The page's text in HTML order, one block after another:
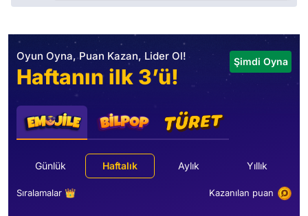
Oyun Oyna, Puan Kazan, Lider Ol!
Haftanın ilk 3’ü!
Şimdi Oyna
Günlük Haftalık Aylık Yıllık
Sıralamalar 👑 Kazanılan puan